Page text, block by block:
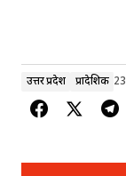
उत्तर प्रदेश प्रादेशिक